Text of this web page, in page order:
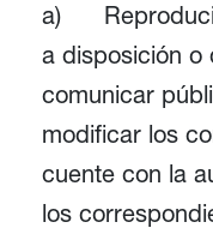
a)
a disposición o
comunicar
modificar los
cuente con la
los